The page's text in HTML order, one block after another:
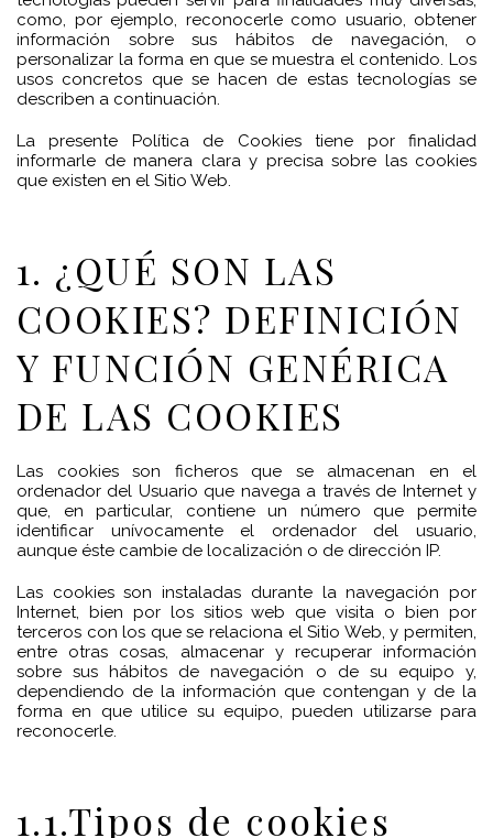
como, por ejemplo, reconocerle como usuario, obtener
información sobre sus hábitos de navegación, o
personalizar la forma en que se muestra el contenido. Los
usos concretos que se hacen de estas tecnologías se
describen a continuación.
La presente Política de Cookies tiene por finalidad
informarle de manera clara y precisa sobre las cookies
que existen en el Sitio Web.
1. ¿QUÉ SON LAS
COOKIES? DEFINICIÓN
Y FUNCIÓN GENÉRICA
DE LAS COOKIES
Las cookies son ficheros que se almacenan en el
ordenador del Usuario que navega a través de Internet y
que, en particular, contiene un número que permite
identificar unívocamente el ordenador del usuario,
aunque éste cambie de localización o de dirección IP.
Las cookies son instaladas durante la navegación por
Internet, bien por los sitios web que visita o bien por
terceros con los que se relaciona el Sitio Web, y permiten,
entre otras cosas, almacenar y recuperar información
sobre sus hábitos de navegación o de su equipo y,
dependiendo de la información que contengan y de la
forma en que utilice su equipo, pueden utilizarse para
reconocerle.
1.1.Tipos de cookies